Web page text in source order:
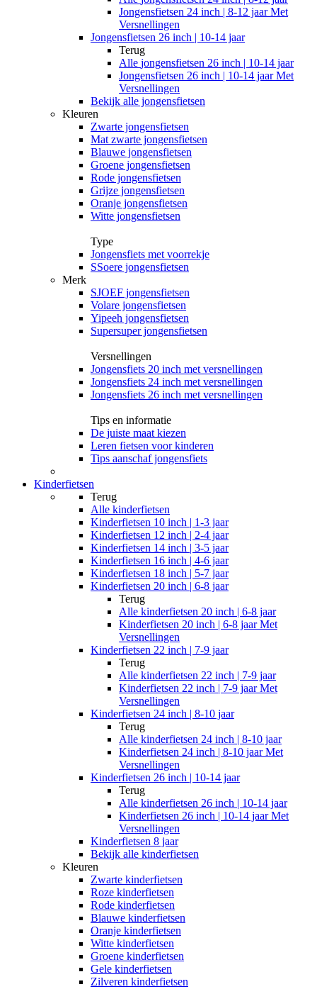
Jongensfietsen 24 inch | 8-12 jaar Met
Versnellingen
Jongensfietsen 26 inch | 10-14 jaar
Terug
Alle jongensfietsen 26 inch | 10-14 jaar
Jongensfietsen 26 inch | 10-14 jaar Met
Versnellingen
Bekijk alle jongensfietsen
Kleuren
Zwarte jongensfietsen
Mat zwarte jongensfietsen
Blauwe jongensfietsen
Groene jongensfietsen
Rode jongensfietsen
Grijze jongensfietsen
Oranje jongensfietsen
Witte jongensfietsen
Type
Jongensfiets met voorrekje
SSoere jongensfietsen
Merk
SJOEF jongensfietsen
Volare jongensfietsen
Yipeeh jongensfietsen
Supersuper jongensfietsen
Versnellingen
Jongensfiets 20 inch met versnellingen
Jongensfiets 24 inch met versnellingen
Jongensfiets 26 inch met versnellingen
Tips en informatie
De juiste maat kiezen
Leren fietsen voor kinderen
Tips aanschaf jongensfiets
Kinderfietsen
Terug
Alle kinderfietsen
Kinderfietsen 10 inch | 1-3 jaar
Kinderfietsen 12 inch | 2-4 jaar
Kinderfietsen 14 inch | 3-5 jaar
Kinderfietsen 16 inch | 4-6 jaar
Kinderfietsen 18 inch | 5-7 jaar
Kinderfietsen 20 inch | 6-8 jaar
Terug
Alle kinderfietsen 20 inch | 6-8 jaar
Kinderfietsen 20 inch | 6-8 jaar Met
Versnellingen
Kinderfietsen 22 inch | 7-9 jaar
Terug
Alle kinderfietsen 22 inch | 7-9 jaar
Kinderfietsen 22 inch | 7-9 jaar Met
Versnellingen
Kinderfietsen 24 inch | 8-10 jaar
Terug
Alle kinderfietsen 24 inch | 8-10 jaar
Kinderfietsen 24 inch | 8-10 jaar Met
Versnellingen
Kinderfietsen 26 inch | 10-14 jaar
Terug
Alle kinderfietsen 26 inch | 10-14 jaar
Kinderfietsen 26 inch | 10-14 jaar Met
Versnellingen
Kinderfietsen 8 jaar
Bekijk alle kinderfietsen
Kleuren
Zwarte kinderfietsen
Roze kinderfietsen
Rode kinderfietsen
Blauwe kinderfietsen
Oranje kinderfietsen
Witte kinderfietsen
Groene kinderfietsen
Gele kinderfietsen
Zilveren kinderfietsen